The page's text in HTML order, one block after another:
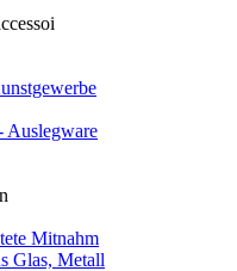
Auslegware
Mitnahm
Glas, Metall